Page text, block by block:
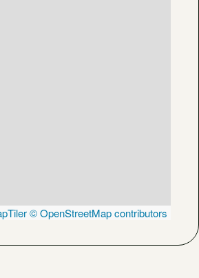
© OpenStreetMap contributors